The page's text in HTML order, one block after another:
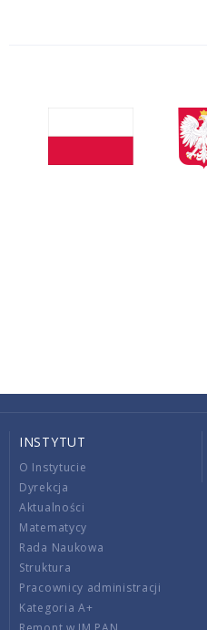
INSTYTUT
O Instytucie
Dyrekcja
Aktualności
Matematycy
Rada Naukowa
Struktura
Pracownicy administracji
Kategoria A+